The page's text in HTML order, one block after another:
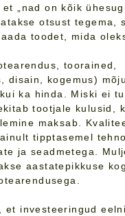
„nad on kõik
otsust tegema,
toodet, mida
toorained,
disain, kogemus)
ka hinda. Miski ei
tootjale kulusid,
maksab.
tipptasemel
ja seadmetega.
aastatepikkuse
et investeeringud